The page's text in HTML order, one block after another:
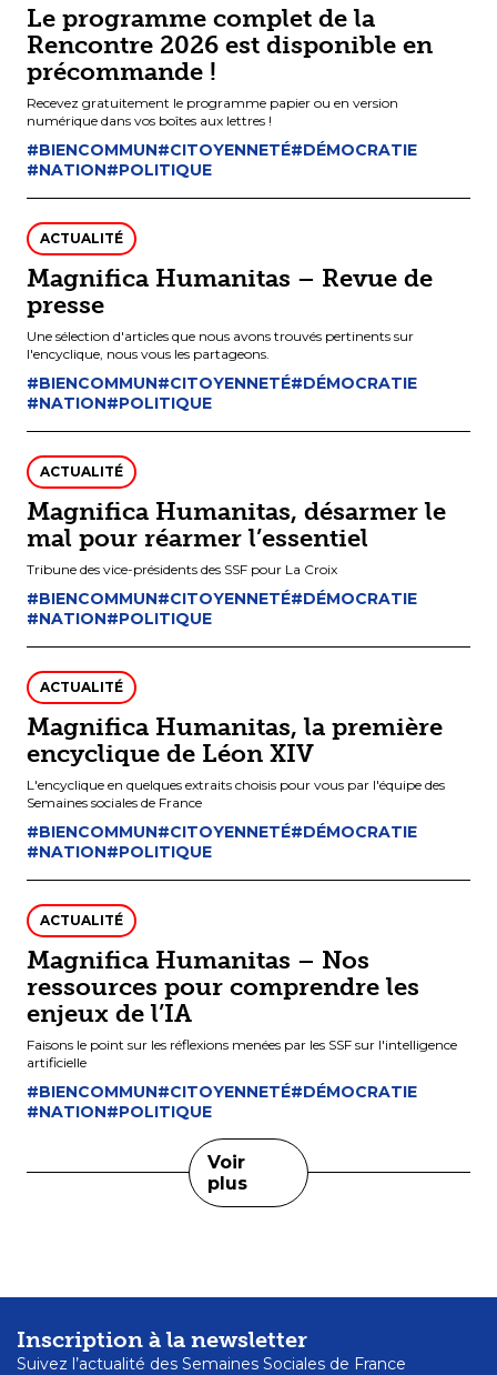
Le programme complet de la
Rencontre 2026 est disponible en
précommande !
Recevez gratuitement le programme papier ou en version
numérique dans vos boîtes aux lettres !
#BIENCOMMUN#CITOYENNETÉ#DÉMOCRATIE
#NATION#POLITIQUE
ACTUALITÉ
Magnifica Humanitas – Revue de
presse
Une sélection d'articles que nous avons trouvés pertinents sur
l'encyclique, nous vous les partageons.
#BIENCOMMUN#CITOYENNETÉ#DÉMOCRATIE
#NATION#POLITIQUE
ACTUALITÉ
Magnifica Humanitas, désarmer le
mal pour réarmer l’essentiel
Tribune des vice-présidents des SSF pour La Croix
#BIENCOMMUN#CITOYENNETÉ#DÉMOCRATIE
#NATION#POLITIQUE
ACTUALITÉ
Magnifica Humanitas, la première
encyclique de Léon XIV
L'encyclique en quelques extraits choisis pour vous par l'équipe des
Semaines sociales de France
#BIENCOMMUN#CITOYENNETÉ#DÉMOCRATIE
#NATION#POLITIQUE
ACTUALITÉ
Magnifica Humanitas – Nos
ressources pour comprendre les
enjeux de l’IA
Faisons le point sur les réflexions menées par les SSF sur l'intelligence
artificielle
#BIENCOMMUN#CITOYENNETÉ#DÉMOCRATIE
#NATION#POLITIQUE
Voir
plus
Inscription à la newsletter
Suivez l’actualité des Semaines Sociales de France